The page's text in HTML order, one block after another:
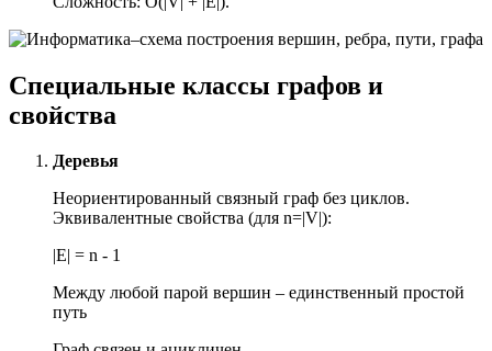
Специальные классы графов и
свойства
Деревья
Неориентированный связный граф без циклов.
Эквивалентные свойства (для n=|V|):
|E| = n - 1
Между любой парой вершин – единственный простой
путь